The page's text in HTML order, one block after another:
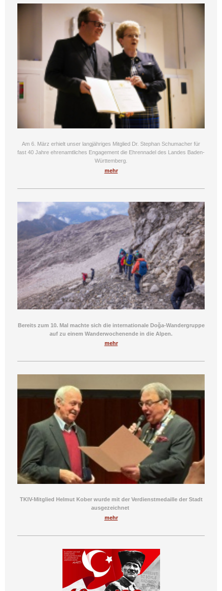
Am 6. März erhielt unser langjähriges Mitglied Dr. Stephan Schumacher für
fast 40 Jahre ehrenamtliches Engagement die Ehrennadel des Landes Baden-
Württemberg.
mehr
Bereits zum 10. Mal machte sich die internationale Doğa-Wandergruppe
auf zu einem Wanderwochenende in die Alpen.
mehr
TKIV-Mitglied Helmut Kober wurde mit der Verdienstmedaille der Stadt
ausgezeichnet
mehr